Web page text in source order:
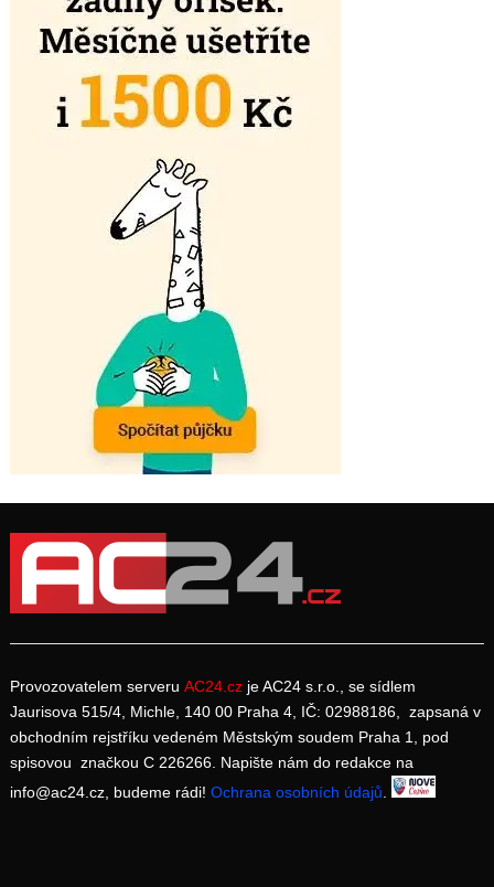
Provozovatelem serveru AC24.cz je AC24 s.r.o., se sídlem
Jaurisova 515/4, Michle, 140 00 Praha 4, IČ: 02988186, zapsaná v
obchodním rejstříku vedeném Městským soudem Praha 1, pod
spisovou značkou C 226266. Napište nám do redakce na
info@ac24.cz, budeme rádi! Ochrana osobních údajů.